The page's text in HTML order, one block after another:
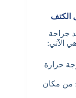
الكتف
جراحة
الآتي:
حرارة
من مكان